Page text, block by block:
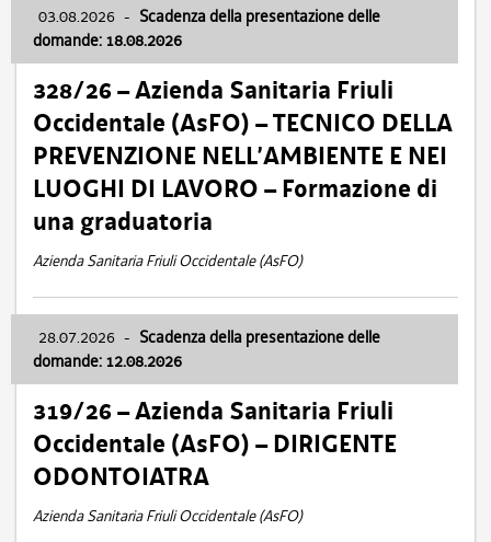
03.08.2026 - Scadenza della presentazione delle
domande: 18.08.2026
328/26 – Azienda Sanitaria Friuli
Occidentale (AsFO) – TECNICO DELLA
PREVENZIONE NELL’AMBIENTE E NEI
LUOGHI DI LAVORO – Formazione di
una graduatoria
Azienda Sanitaria Friuli Occidentale (AsFO)
28.07.2026 - Scadenza della presentazione delle
domande: 12.08.2026
319/26 – Azienda Sanitaria Friuli
Occidentale (AsFO) – DIRIGENTE
ODONTOIATRA
Azienda Sanitaria Friuli Occidentale (AsFO)